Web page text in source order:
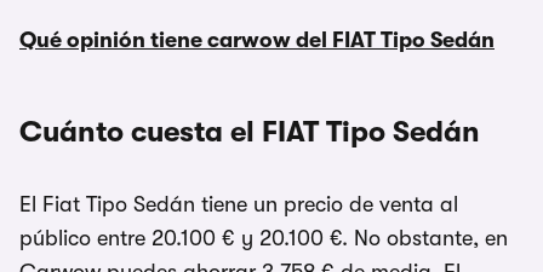
Qué opinión tiene carwow del FIAT Tipo Sedán
Cuánto cuesta el FIAT Tipo Sedán
El Fiat Tipo Sedán tiene un precio de venta al
público entre 20.100 € y 20.100 €. No obstante, en